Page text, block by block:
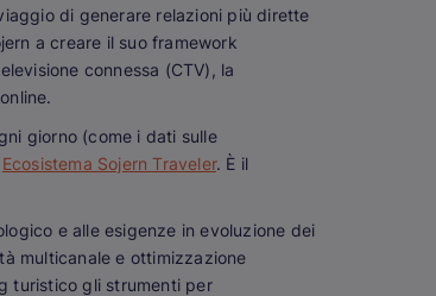
di generare relazioni più dirette
a creare il suo framework
connessa (CTV), la
giorno (come i dati sulle
Ecosistema Sojern Traveler. È il
e alle esigenze in evoluzione dei
multicanale e ottimizzazione
turistico gli strumenti per